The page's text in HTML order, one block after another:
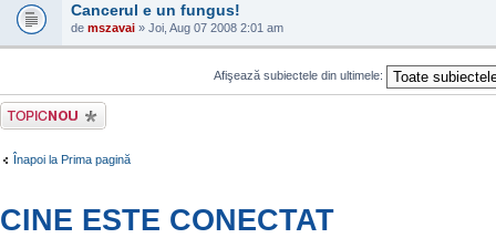
Cancerul e un fungus!
de mszavai » Joi, Aug 07 2008 2:01 am
Afişează subiectele din ultimele:
Scrie un subiect
nou
Înapoi la Prima pagină
CINE ESTE CONECTAT